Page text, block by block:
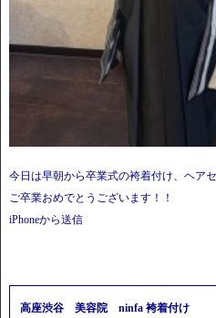
今日は早朝から卒業式の袴着付け、ヘア
ご卒業おめでとうございます！！
iPhoneから送信
高座渋谷 美容院 ninfa 袴着付け